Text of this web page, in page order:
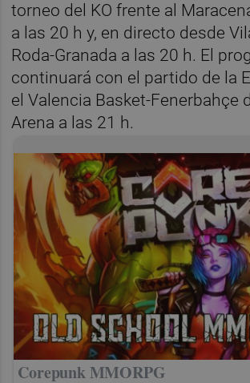
torneo del KO frente al
a las 20 h y, en directo desde
Roda-Granada a las 20 h. El
continuará con el partido de la
el Valencia Basket-Fenerbahçe
Arena a las 21 h.
Corepunk MMORPG